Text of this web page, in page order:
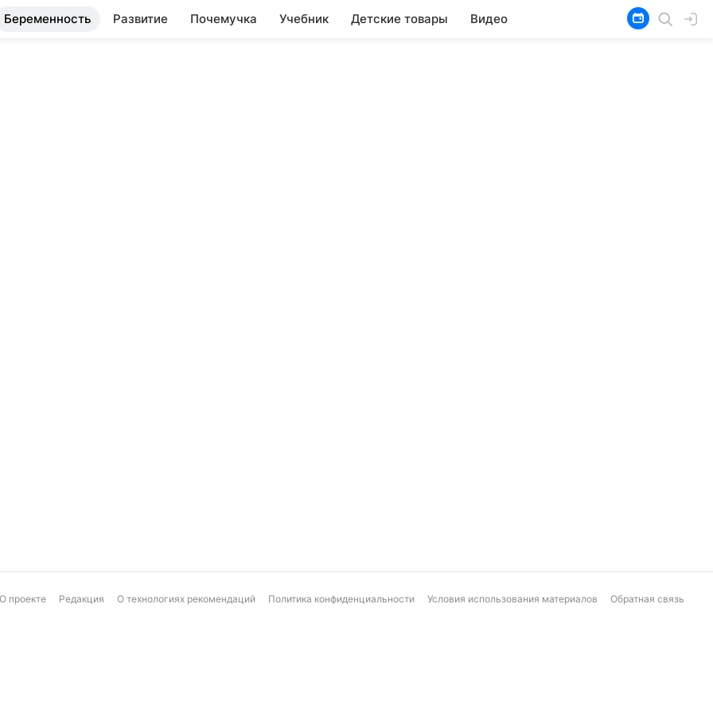
Беременность Развитие Почемучка Учебник Детские товары Видео
О проекте Редакция О технологиях рекомендаций Политика конфиденциальности Условия использования материалов Обратная связь